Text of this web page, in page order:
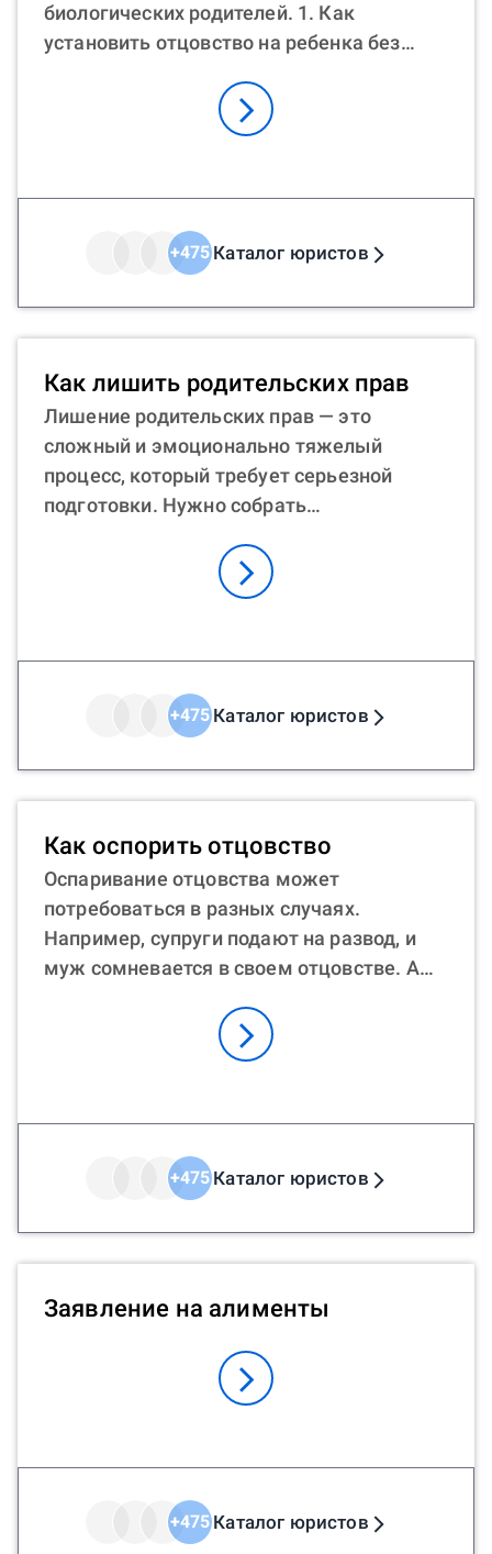
биологических родителей. 1. Как
установить отцовство на ребенка без
официальном браке, можно подать
совместное заявление в ЗАГС. 2. Как
через суд, если отец умер. Могут
потребоваться генетические тесты с ДНК
родственников умершего. 3. Как отцу
установить отцовство без согласия
матери? Мужчина вправе обратиться в
суд с иском о факте признания отцовства,
чтобы участвовать в жизни ребенка. В
любой из этих ситуаций помощь юриста
онлайн может быть неоценимой. Юрист
поможет подготовить необходимые
документы и представить интересы
+475Каталог юристов
Как лишить родительских прав
Лишение родительских прав — это
сложный и эмоционально тяжелый
процесс, который требует серьезной
подготовки. Нужно собрать
пройти судебные заседания. Как лишить
мать или отца ребенка родительских
процесса, не финансирует потребности
ребенка, не платит алименты, ведет
асоциальный образ жизни, не
интересуется здоровьем сына/дочери.
Юрист онлайн может стать отличным
помощником в этом сложном деле. Он
подскажет, как можно лишить
родительских прав отца, бывшего мужа,
поможет подготовить документы,
расскажет о тонкостях судебного
процесса. Кроме того, онлайн-
консультация экономит время и деньги.
+475Каталог юристов
Как оспорить отцовство
Оспаривание отцовства может
потребоваться в разных случаях.
Например, супруги подают на развод, и
муж сомневается в своем отцовстве. А
матерью, если, например, записанный
отец ведет асоциальный образ жизни.
судебном порядке? Процесс начинается с
подачи иска с документами в суд. Затем
проходят судебные заседания. Часто
оспорить отцовство в судебном порядке с
ДНК — самый надежный способ. Как
может помочь юрист в оспаривании
консультация, вы можете написать
юристу онлайн. Он поможет начать
посоветует альтернативные пути решения
+475Каталог юристов
Заявление на алименты
+475Каталог юристов